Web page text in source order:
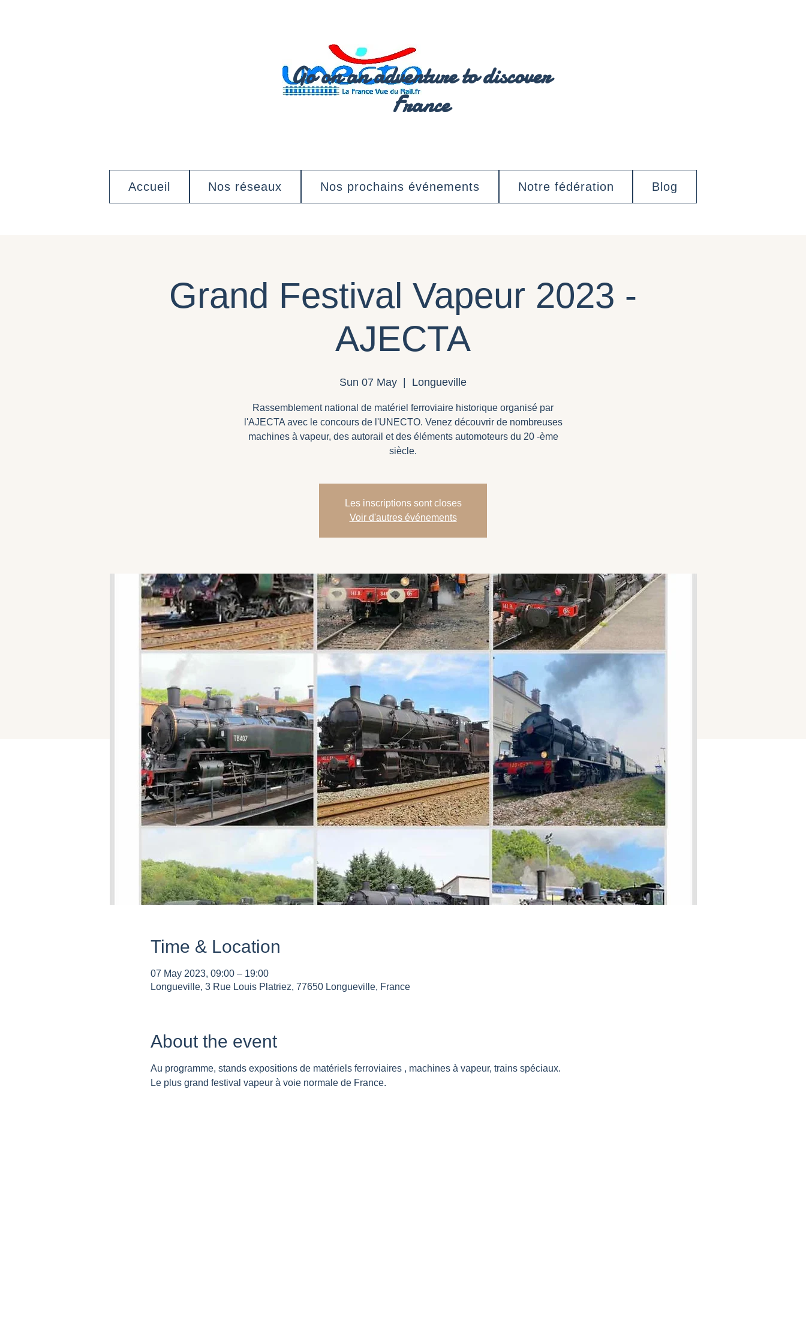
Go on an adventure to discover
France
Accueil Nos réseaux Nos prochains événements Notre fédération Blog
Grand Festival Vapeur 2023 -
AJECTA
Sun 07 May Longueville
Rassemblement national de matériel ferroviaire historique organisé par
l'AJECTA avec le concours de l'UNECTO. Venez découvrir de nombreuses
machines à vapeur, des autorail et des éléments automoteurs du 20 -ème
siècle.
Les inscriptions sont closes
Voir d'autres événements
Time & Location
07 May 2023, 09:00 – 19:00
Longueville, 3 Rue Louis Platriez, 77650 Longueville, France
About the event
Au programme, stands expositions de matériels ferroviaires , machines à vapeur, trains spéciaux.
Le plus grand festival vapeur à voie normale de France.